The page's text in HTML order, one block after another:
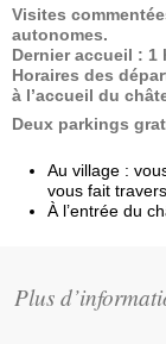
Visites
autonomes.
Dernier accueil : 1
Horaires des
à l’accueil du
Deux parkings
Au village :
vous fait
À l’entrée du
Plus